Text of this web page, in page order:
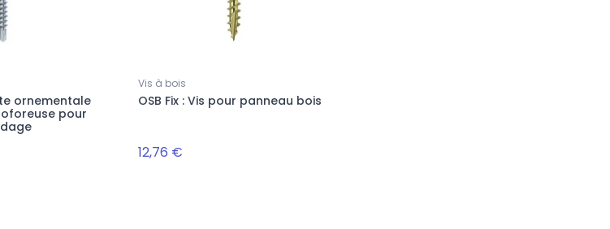
ornementale
pour
Vis à bois
OSB Fix : Vis pour panneau bois
12,76 €